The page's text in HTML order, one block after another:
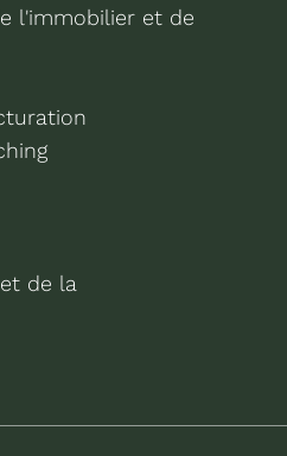
l'immobilier et de
de la